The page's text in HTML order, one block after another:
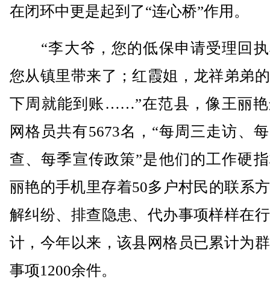
在闭环中更是起到了“连心桥”作用。
“李大爷，您的低保申请受理回执
您从镇里带来了；红霞姐，龙祥弟弟
下周就能到账……”在范县，像王丽
网格员共有5673名，“每周三走访、
查、每季宣传政策”是他们的工作硬
丽艳的手机里存着50多户村民的联系
解纠纷、排查隐患、代办事项样样在
计，今年以来，该县网格员已累计为
事项1200余件。